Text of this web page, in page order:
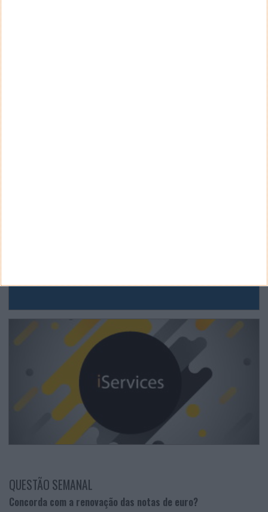
QUESTÃO SEMANAL
Concorda com a renovação das notas de euro?